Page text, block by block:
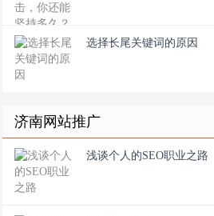
选择长尾关键词的原因
济南网站推广
浅谈个人的SEO职业之路